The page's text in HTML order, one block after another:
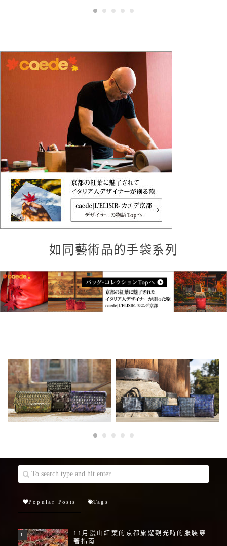
如同藝術品的手袋系列
Popular Posts Tags
11月漫山紅葉的京都旅遊觀光時的服裝穿
著指南